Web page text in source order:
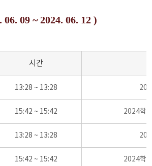
09 ~ 2024. 06. 12 )
시간
13:28 ~ 13:28
15:42 ~ 15:42 2024학
13:28 ~ 13:28
15:42 ~ 15:42 2024학